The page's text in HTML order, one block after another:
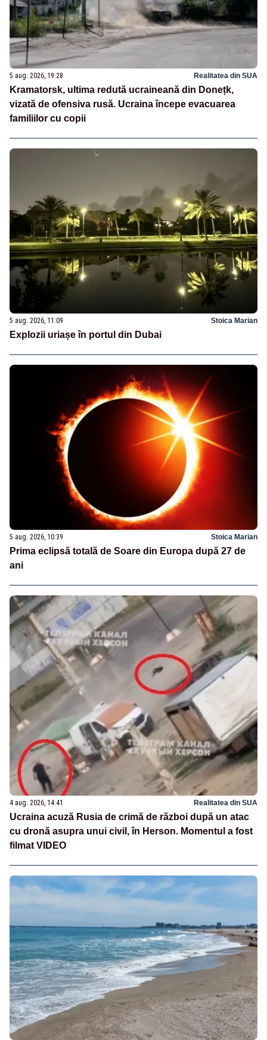
5 aug. 2026, 19:28 Realitatea din SUA
Kramatorsk, ultima redută ucraineană din Donețk,
vizată de ofensiva rusă. Ucraina începe evacuarea
familiilor cu copii
5 aug. 2026, 11:09 Stoica Marian
Explozii uriașe în portul din Dubai
5 aug. 2026, 10:39 Stoica Marian
Prima eclipsă totală de Soare din Europa după 27 de
ani
4 aug. 2026, 14:41 Realitatea din SUA
Ucraina acuză Rusia de crimă de război după un atac
cu dronă asupra unui civil, în Herson. Momentul a fost
filmat VIDEO